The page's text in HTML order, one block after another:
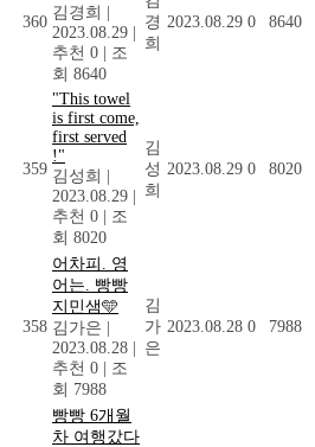
360
김경희 |
2023.08.29 |
추천 0 | 조
회 8640
경
희
2023.08.29 0 8640
359
"This towel
is first come,
first served
!"
김성희 |
2023.08.29 |
추천 0 | 조
회 8020
김
성
희
2023.08.29 0 8020
358
어차피. 영
어는. 빵빵
지민샘🩵
김가은 |
2023.08.28 |
추천 0 | 조
회 7988
김
가
은
2023.08.28 0 7988
빵빵 6개월
차 여행갔다